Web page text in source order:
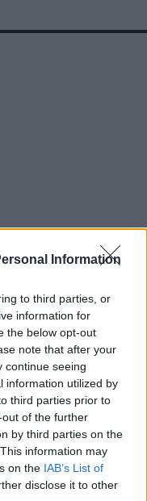
Information
to third parties, or
information for
the below opt-out
note that after your
continue seeing
information utilized by
third parties prior to
of the further
by third parties on the
information may
on the IAB’s List of
disclose it to other